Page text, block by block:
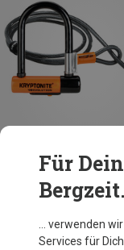
Du sparst 24%
Für
… verwenden
Services für